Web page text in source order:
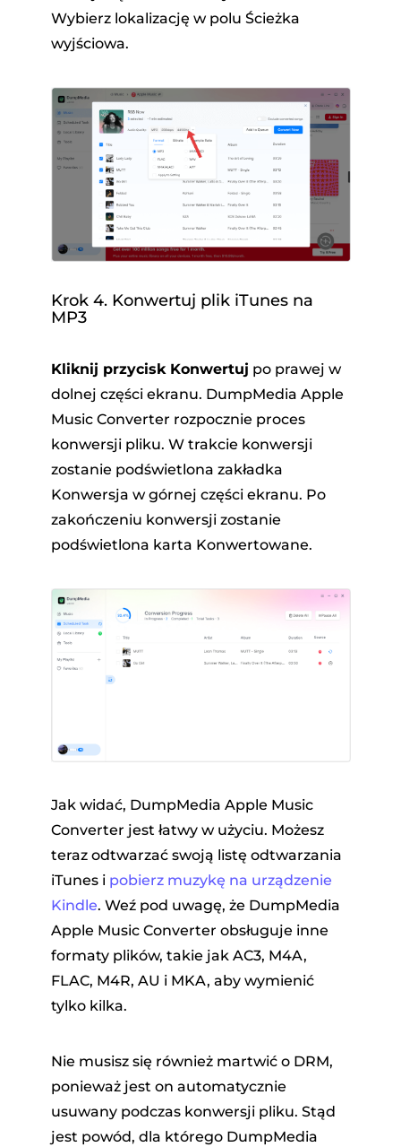
Wybierz lokalizację w polu Ścieżka
wyjściowa.
Krok 4. Konwertuj plik iTunes na
MP3
Kliknij przycisk Konwertuj po prawej w
dolnej części ekranu. DumpMedia Apple
Music Converter rozpocznie proces
konwersji pliku. W trakcie konwersji
zostanie podświetlona zakładka
Konwersja w górnej części ekranu. Po
zakończeniu konwersji zostanie
podświetlona karta Konwertowane.
Jak widać, DumpMedia Apple Music
Converter jest łatwy w użyciu. Możesz
teraz odtwarzać swoją listę odtwarzania
iTunes i pobierz muzykę na urządzenie
Kindle. Weź pod uwagę, że DumpMedia
Apple Music Converter obsługuje inne
formaty plików, takie jak AC3, M4A,
FLAC, M4R, AU i MKA, aby wymienić
tylko kilka.
Nie musisz się również martwić o DRM,
ponieważ jest on automatycznie
usuwany podczas konwersji pliku. Stąd
jest powód, dla którego DumpMedia